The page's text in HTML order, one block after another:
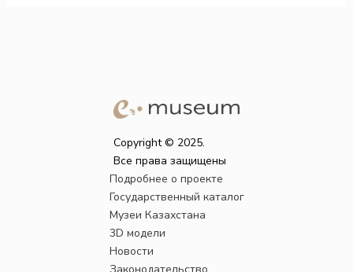
Copyright © 2025.
Все права защищены
Подробнее о проекте
Государственный каталог
Музеи Казахстана
3D модели
Новости